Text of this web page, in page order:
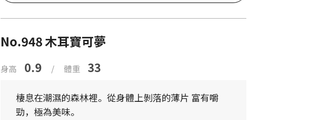
No.948 木耳寶可夢
身高 0.9 / 體重 33
棲息在潮濕的森林裡。從身體上剝落的薄片 富有嚼
勁，極為美味。